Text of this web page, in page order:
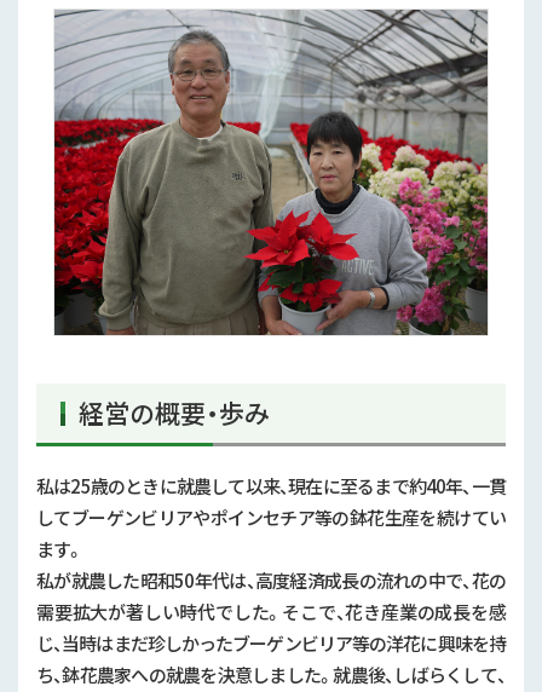
経営の概要・歩み
私は25歳のときに就農して以来、現在に至るまで約40年、一貫
してブーゲンビリアやポインセチア等の鉢花生産を続けてい
ます。
私が就農した昭和50年代は、高度経済成長の流れの中で、花の
需要拡大が著しい時代でした。そこで、花き産業の成長を感
じ、当時はまだ珍しかったブーゲンビリア等の洋花に興味を持
ち、鉢花農家への就農を決意しました。就農後、しばらくして、